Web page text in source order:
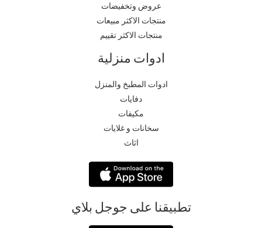
عروض وتخفيضات
منتجات الاكثر مبيعات
منتجات الاكثر تقييم
ادوات منزلية
ادوات المطبخ والمنزل
دفايات
مكيفات
سخانات و غلايات
اثاث
تطبيقنا على جوجل بلاي